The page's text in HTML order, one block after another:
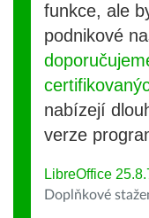
funkce, ale
podnikové
nabízejí
verze
LibreOffice
Doplňkové